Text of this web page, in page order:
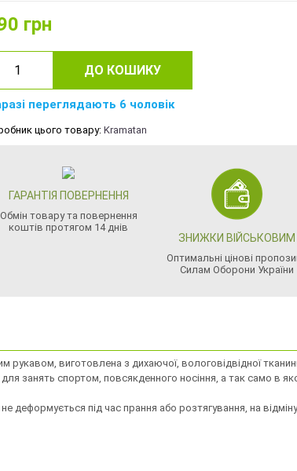
грн
ДО КОШИКУ
переглядають 6 чоловік
цього товару: Kramatan
ГАРАНТІЯ ПОВЕРНЕННЯ
Обмін товару та повернення
коштів протягом 14 днів
ЗНИЖКИ ВІЙСЬКОВИМ
Оптимальні цінові
Силам Оборони України
рукавом, виготовлена ​​з дихаючої, вологовідвідної
занять спортом, повсякденного носіння, а так само в
під час прання або розтягування, на